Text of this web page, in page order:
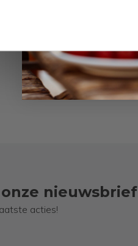
nieuwsbrief
acties!